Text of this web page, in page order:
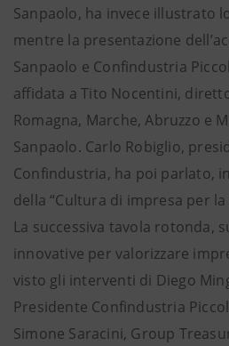
Sanpaolo, ha invece illustrato
mentre la presentazione
Sanpaolo e Confindustria
affidata a Tito Nocentini,
Romagna, Marche, Abruzzo e
Sanpaolo. Carlo Robiglio,
Confindustria, ha poi parlato,
della “Cultura di impresa per la
La successiva tavola rotonda,
innovative per valorizzare
visto gli interventi di Diego
Presidente Confindustria
Simone Saracini, Group